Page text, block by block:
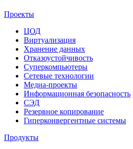
Проекты
ЦОД
Виртуализация
Хранение данных
Отказоустойчивость
Суперкомпьютеры
Сетевые технологии
Медиа-проекты
Информационная безопасность
СЭД
Резервное копирование
Гиперконвергентные системы
Продукты